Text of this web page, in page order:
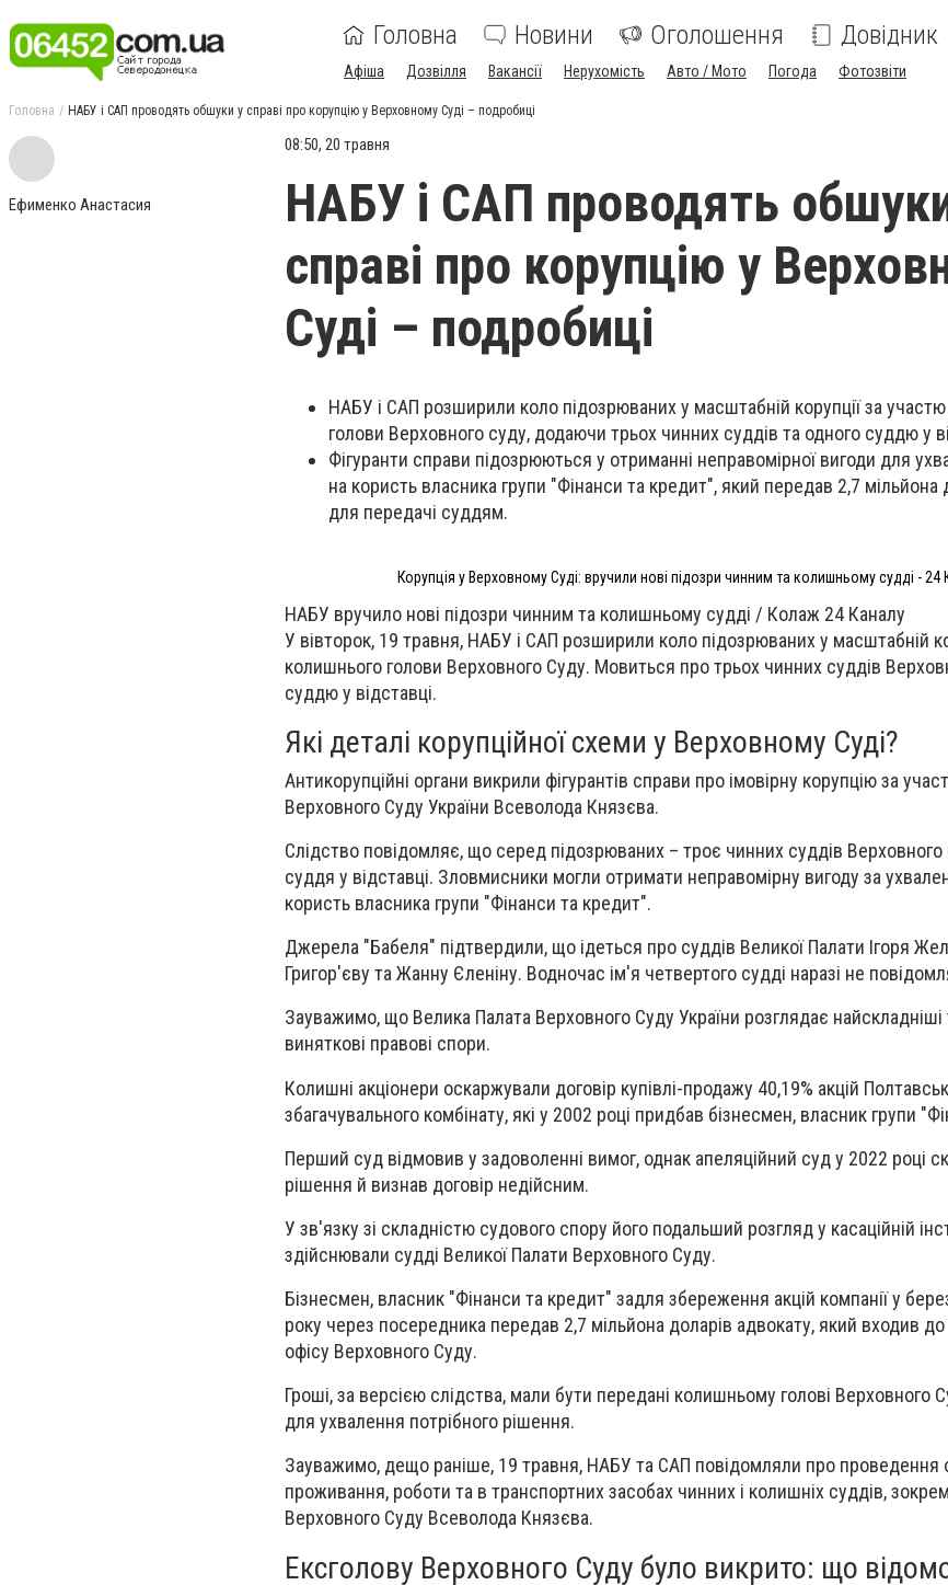
Головна Новини Оголошення Довідник
Афіша Дозвілля Вакансії Нерухомість Авто / Мото Погода Фотозвіти
Головна НАБУ і САП проводять обшуки у справі про корупцію у Верховному Суді – подробиці
Ефименко Анастасия
08:50, 20 травня
НАБУ і САП проводять
справі про корупцію у
Суді – подробиці
НАБУ і САП розширили коло підозрюваних у масштабній корупції за
голови Верховного суду, додаючи трьох чинних суддів та одного суддю у
Фігуранти справи підозрюються у отриманні неправомірної вигоди для
на користь власника групи "Фінанси та кредит", який передав 2,7 мільйона
для передачі суддям.
Корупція у Верховному Суді: вручили нові підозри чинним та колишньому судді - 24
НАБУ вручило нові підозри чинним та колишньому судді / Колаж 24 Каналу
У вівторок, 19 травня, НАБУ і САП розширили коло підозрюваних у масштабній
колишнього голови Верховного Суду. Мовиться про трьох чинних суддів
суддю у відставці.
Які деталі корупційної схеми у Верховному Суді?
Антикорупційні органи викрили фігурантів справи про імовірну корупцію за
Верховного Суду України Всеволода Князєва.
Слідство повідомляє, що серед підозрюваних – троє чинних суддів Верховного
суддя у відставці. Зловмисники могли отримати неправомірну вигоду за
користь власника групи "Фінанси та кредит".
Джерела "Бабеля" підтвердили, що ідеться про суддів Великої Палати Ігоря
Григор'єву та Жанну Єленіну. Водночас ім'я четвертого судді наразі не
Зауважимо, що Велика Палата Верховного Суду України розглядає найскладніші
виняткові правові спори.
Колишні акціонери оскаржували договір купівлі-продажу 40,19% акцій
збагачувального комбінату, які у 2002 році придбав бізнесмен, власник групи
Перший суд відмовив у задоволенні вимог, однак апеляційний суд у 2022 році
рішення й визнав договір недійсним.
У зв'язку зі складністю судового спору його подальший розгляд у касаційній
здійснювали судді Великої Палати Верховного Суду.
Бізнесмен, власник "Фінанси та кредит" задля збереження акцій компанії у
року через посередника передав 2,7 мільйона доларів адвокату, який входив до
офісу Верховного Суду.
Гроші, за версією слідства, мали бути передані колишньому голові Верховного
для ухвалення потрібного рішення.
Зауважимо, дещо раніше, 19 травня, НАБУ та САП повідомляли про проведення
проживання, роботи та в транспортних засобах чинних і колишніх суддів,
Верховного Суду Всеволода Князєва.
Ексголову Верховного Суду було викрито: що